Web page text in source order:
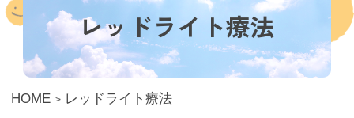
レッドライト療法
HOME レッドライト療法